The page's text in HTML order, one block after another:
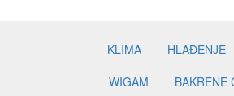
KLIMA HLAĐENJE
WIGAM
BAKRENE